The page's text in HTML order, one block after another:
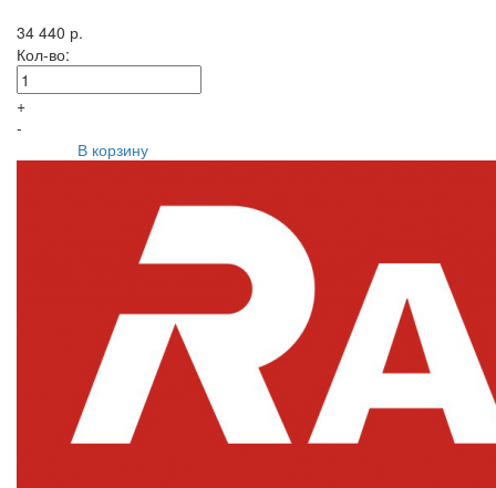
34 440 р.
Кол-во:
+
-
В корзину